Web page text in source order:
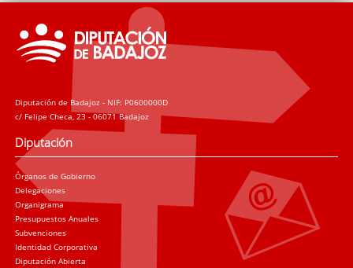
Diputación de Badajoz - NIF: P0600000D
c/ Felipe Checa, 23 - 06071 Badajoz
Diputación
Órganos de Gobierno
Delegaciones
Organigrama
Presupuestos Anuales
Subvenciones
Identidad Corporativa
Diputación Abierta